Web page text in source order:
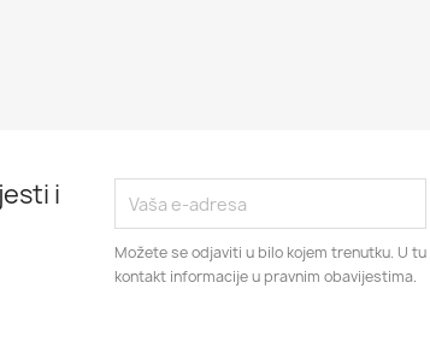
i
Možete se odjaviti u bilo kojem trenutku. U
kontakt informacije u pravnim obavijestima.